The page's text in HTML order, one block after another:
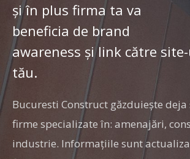
și în plus firma ta va
beneficia de brand
awareness și link către
tău.
Bucuresti Construct găzduiește deja
firme specializate în: amenajări,
industrie. Informaţiile sunt